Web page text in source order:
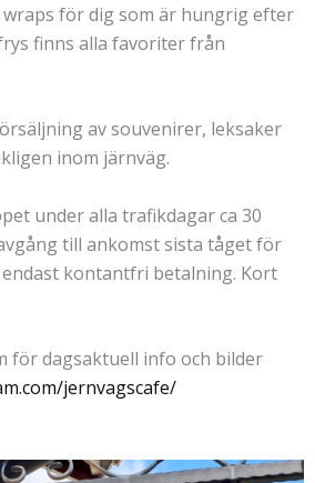
för dig som är hungrig efter
finns alla favoriter från
av souvenirer, leksaker
inom järnväg.
under alla trafikdagar ca 30
till ankomst sista tåget för
endast kontantfri betalning. Kort
för dagsaktuell info och bilder
jernvagscafe/